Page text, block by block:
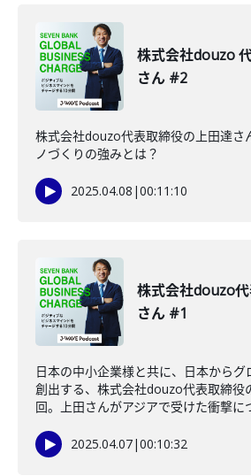
株式会社douzo
さん #2
株式会社douzo代表取締役の上田達さ
ノづくりの強みとは？
2025.04.08 |00:11:10
株式会社douzo
さん #1
日本の中小企業様と共に、日本からグ
創出する、株式会社douzo代表取締役
回。上田さんがアジアで受けた衝撃に
2025.04.07|00:10:32